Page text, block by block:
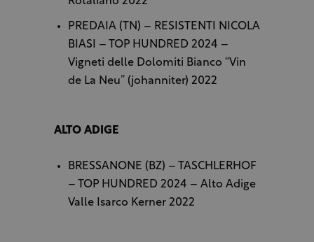
PREDAIA (TN) – RESISTENTI NICOLA
BIASI – TOP HUNDRED 2024 –
Vigneti delle Dolomiti Bianco “Vin
de La Neu” (johanniter) 2022
ALTO ADIGE
BRESSANONE (BZ) – TASCHLERHOF
– TOP HUNDRED 2024 – Alto Adige
Valle Isarco Kerner 2022